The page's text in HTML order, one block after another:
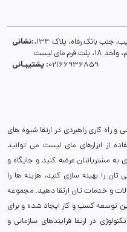
نشانی:تهران، خیابان آزادی، روبروی خیابان دکتر قریب، جنب بانک رفاه، پلاک 134،
فرم مای لیست
پشتیبـانی :02166936859
راه کاری راهبردی در ارتقا شیوه های
از ابزارهای مای لیست می توانید
مشتریانتان عرضه کنید و جایگاه و
تان را بهینه سازی کنید، هزینه ها را
و خدمات تان ارتقا دهید. مجموعه
توسعه کسب و کار ایجاد شده و برای
در ارتقا فرایندهای سازمانی و